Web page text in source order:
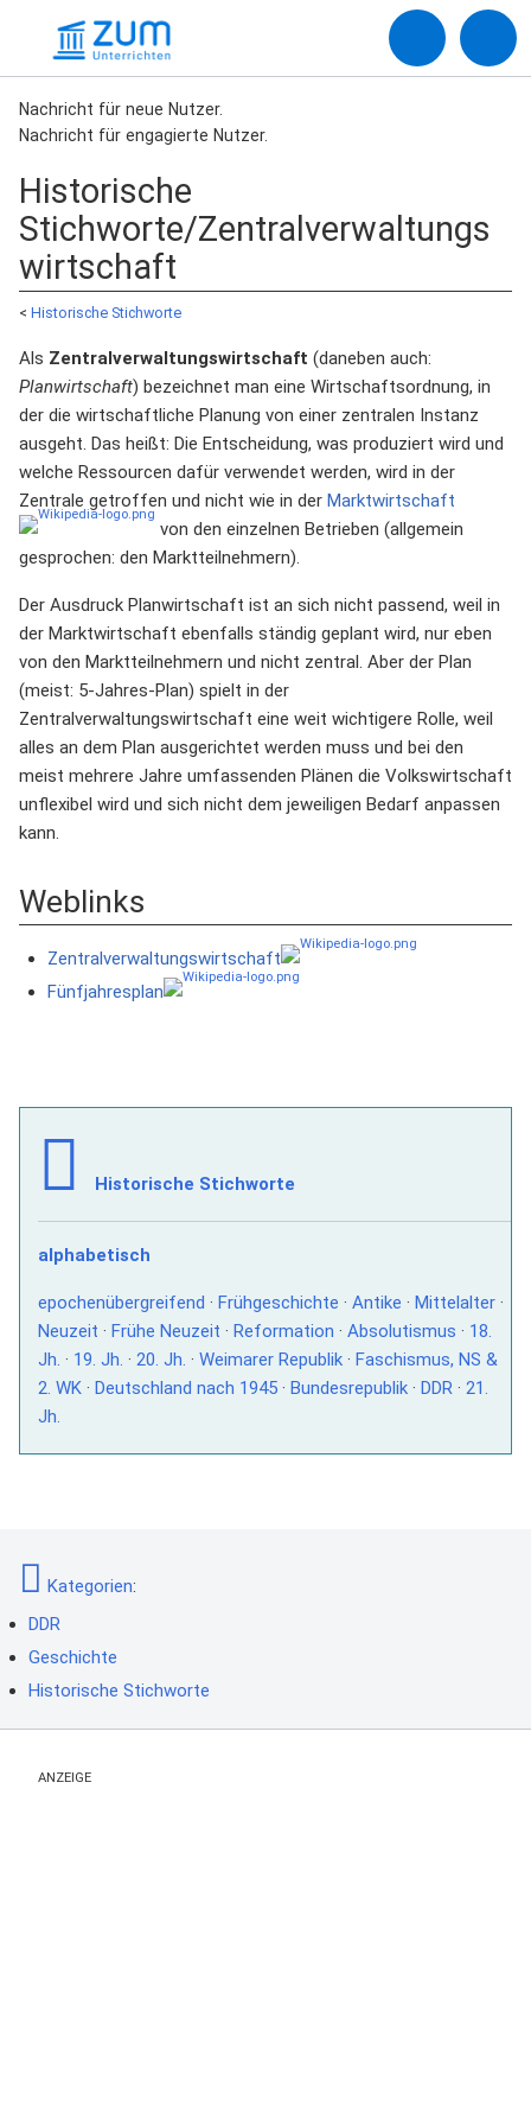
Nachricht für neue Nutzer.
Nachricht für engagierte Nutzer.
Historische
Stichworte/Zentralverwaltungs
wirtschaft
< Historische Stichworte
Als Zentralverwaltungswirtschaft (daneben auch:
Planwirtschaft) bezeichnet man eine Wirtschaftsordnung, in
der die wirtschaftliche Planung von einer zentralen Instanz
ausgeht. Das heißt: Die Entscheidung, was produziert wird und
welche Ressourcen dafür verwendet werden, wird in der
Zentrale getroffen und nicht wie in der Marktwirtschaft
von den einzelnen Betrieben (allgemein
gesprochen: den Marktteilnehmern).
Der Ausdruck Planwirtschaft ist an sich nicht passend, weil in
der Marktwirtschaft ebenfalls ständig geplant wird, nur eben
von den Marktteilnehmern und nicht zentral. Aber der Plan
(meist: 5-Jahres-Plan) spielt in der
Zentralverwaltungswirtschaft eine weit wichtigere Rolle, weil
alles an dem Plan ausgerichtet werden muss und bei den
meist mehrere Jahre umfassenden Plänen die Volkswirtschaft
unflexibel wird und sich nicht dem jeweiligen Bedarf anpassen
kann.
Weblinks
Zentralverwaltungswirtschaft
Fünfjahresplan
Historische Stichworte
alphabetisch
epochenübergreifend · Frühgeschichte · Antike · Mittelalter ·
Neuzeit · Frühe Neuzeit · Reformation · Absolutismus · 18.
Jh. · 19. Jh. · 20. Jh. · Weimarer Republik · Faschismus, NS &
2. WK · Deutschland nach 1945 · Bundesrepublik · DDR · 21.
Jh.
Kategorien:
DDR
Geschichte
Historische Stichworte
ANZEIGE